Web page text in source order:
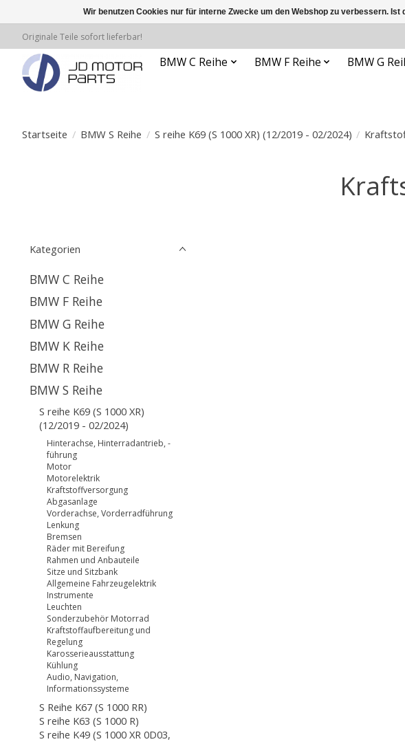
Originale Teile sofort lieferbar!
BMW C Reihe BMW F Reihe BMW G
Startseite / BMW S Reihe / S reihe K69 (S 1000 XR) (12/2019 - 02/2024) /
Kategorien
BMW C Reihe
BMW F Reihe
BMW G Reihe
BMW K Reihe
BMW R Reihe
BMW S Reihe
S reihe K69 (S 1000 XR)
(12/2019 - 02/2024)
Hinterachse, Hinterradantrieb, -
führung
Motor
Motorelektrik
Kraftstoffversorgung
Abgasanlage
Vorderachse, Vorderradführung
Lenkung
Bremsen
Räder mit Bereifung
Rahmen und Anbauteile
Sitze und Sitzbank
Allgemeine Fahrzeugelektrik
Instrumente
Leuchten
Sonderzubehör Motorrad
Kraftstoffaufbereitung und
Regelung
Karosserieausstattung
Kühlung
Audio, Navigation,
Informationssysteme
S Reihe K67 (S 1000 RR)
S reihe K63 (S 1000 R)
S reihe K49 (S 1000 XR 0D03,
Wir benutzen Cookies nur für interne Zwecke um den Webshop zu verbessern. Ist